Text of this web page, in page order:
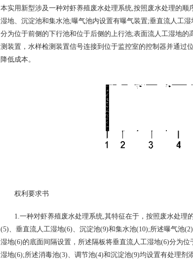
本实用新型涉及一种对虾养殖废水处理系统,按照废水处理的
湿地、沉淀池和集水池;曝气池内设置有曝气装置;垂直流人工
分为位于前侧的下行池和位于后侧的上行池;表面流人工湿地
测装置，水样检测装置信号连接到位于监控室的控制器并通过
降低成本。
权利要求书
1.一种对虾养殖废水处理系统,其特征在于，按照废水处理
(5)、垂直流人工湿地(6)、沉淀池(9)和集水池(10);所述曝气池
湿地(6)的底面间隔设置，所述隔板将垂直流人工湿地(6)分为
湿地(6);所述消毒池(3)、调节池(4)和沉淀池(9)均设置有处理